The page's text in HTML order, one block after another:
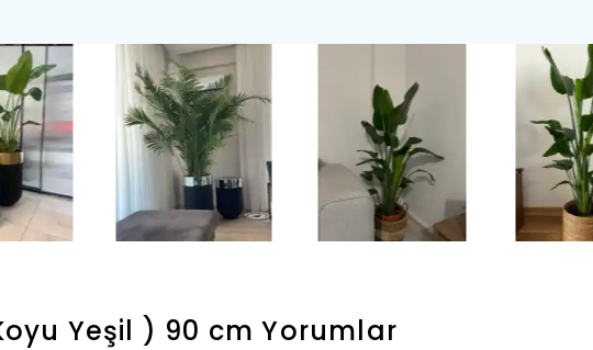
Yeşil ) 90 cmYorumlar